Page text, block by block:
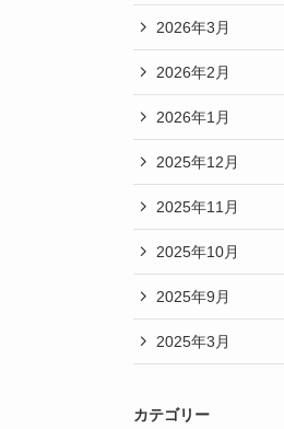
2026年3月
2026年2月
2026年1月
2025年12月
2025年11月
2025年10月
2025年9月
2025年3月
カテゴリー